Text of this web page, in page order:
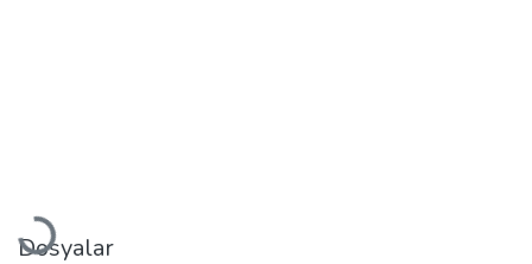
Yükleniyor...
Dosyalar